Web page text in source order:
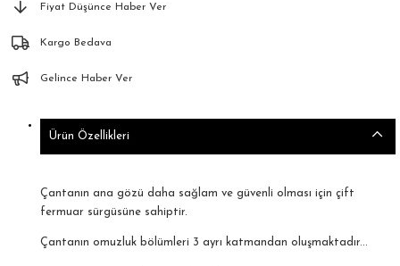
Fiyat Düşünce Haber Ver
Kargo Bedava
Gelince Haber Ver
Ürün Özellikleri
Çantanın ana gözü daha sağlam ve güvenli olması için çift
fermuar sürgüsüne sahiptir.
Çantanın omuzluk bölümleri 3 ayrı katmandan oluşmaktadır...